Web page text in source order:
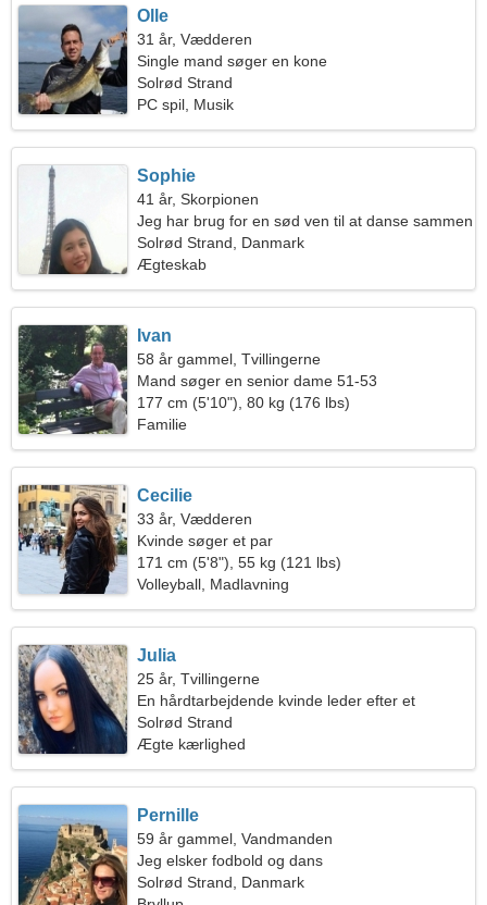
Olle
31 år, Vædderen
Single mand søger en kone
Solrød Strand
PC spil, Musik
Sophie
41 år, Skorpionen
Jeg har brug for en sød ven til at danse sammen
Solrød Strand, Danmark
Ægteskab
Ivan
58 år gammel, Tvillingerne
Mand søger en senior dame 51-53
177 cm (5'10"), 80 kg (176 lbs)
Familie
Cecilie
33 år, Vædderen
Kvinde søger et par
171 cm (5'8"), 55 kg (121 lbs)
Volleyball, Madlavning
Julia
25 år, Tvillingerne
En hårdtarbejdende kvinde leder efter et
lidenskabeligt forhold
Solrød Strand
Ægte kærlighed
Pernille
59 år gammel, Vandmanden
Jeg elsker fodbold og dans
Solrød Strand, Danmark